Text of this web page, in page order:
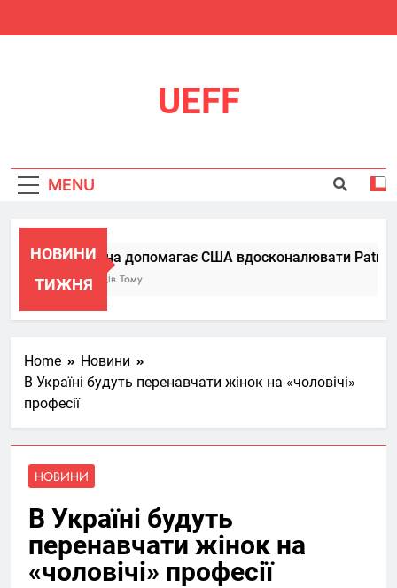
UEFF
MENU
НОВИНИ
ТИЖНЯ
Україна допомагає США вдосконалювати Patriot,
6 Місяців Тому
Home
Новини
В Україні будуть перенавчати жінок на «чоловічі»
професії
НОВИНИ
В Україні будуть
перенавчати жінок на
«чоловічі» професії